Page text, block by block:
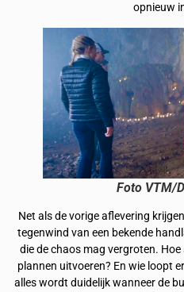
opnieuw
Foto VTM/
Net als de vorige aflevering
tegenwind van een bekende
die de chaos mag vergroten.
plannen uitvoeren? En wie loopt
alles wordt duidelijk wanneer de